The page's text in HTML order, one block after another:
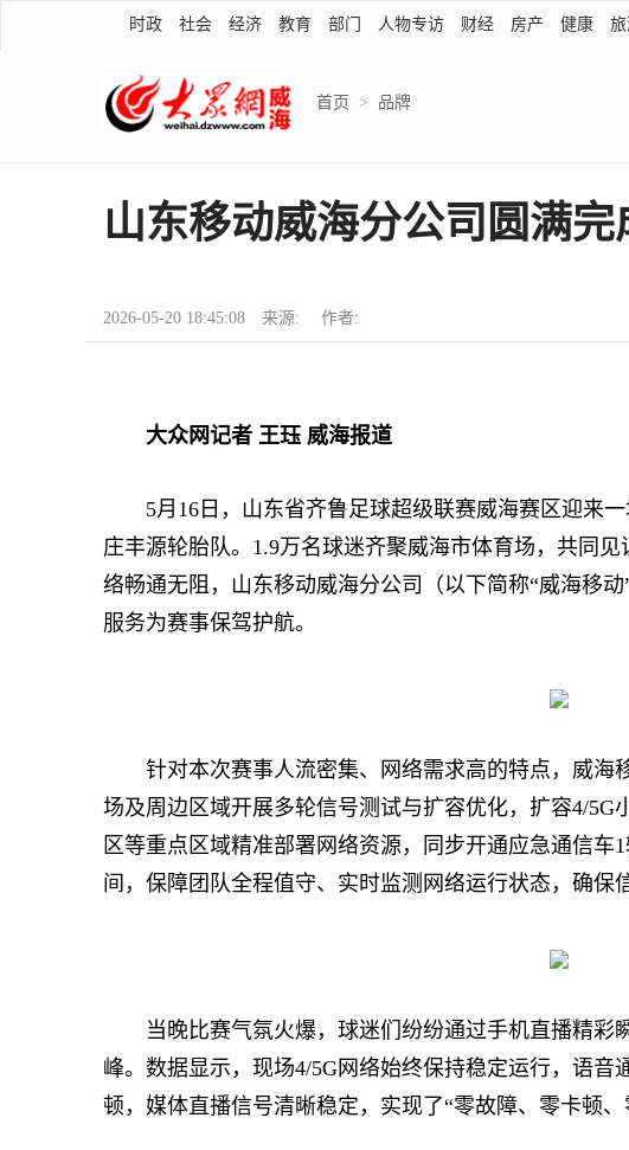
时政 社会 经济 教育 部门 人物专访 财经 房产 健康
首页 > 品牌
山东移动威海分公司圆满
2026-05-20 18:45:08 来源: 作者:
大众网记者 王珏 威海报道
5月16日，山东省齐鲁足球超级联赛威海赛区迎来一
庄丰源轮胎队。1.9万名球迷齐聚威海市体育场，共同
络畅通无阻，山东移动威海分公司（以下简称“威海移
服务为赛事保驾护航。
针对本次赛事人流密集、网络需求高的特点，威海
场及周边区域开展多轮信号测试与扩容优化，扩容4/5G
区等重点区域精准部署网络资源，同步开通应急通信车
间，保障团队全程值守、实时监测网络运行状态，确保
当晚比赛气氛火爆，球迷们纷纷通过手机直播精彩
峰。数据显示，现场4/5G网络始终保持稳定运行，语
顿，媒体直播信号清晰稳定，实现了“零故障、零卡顿、